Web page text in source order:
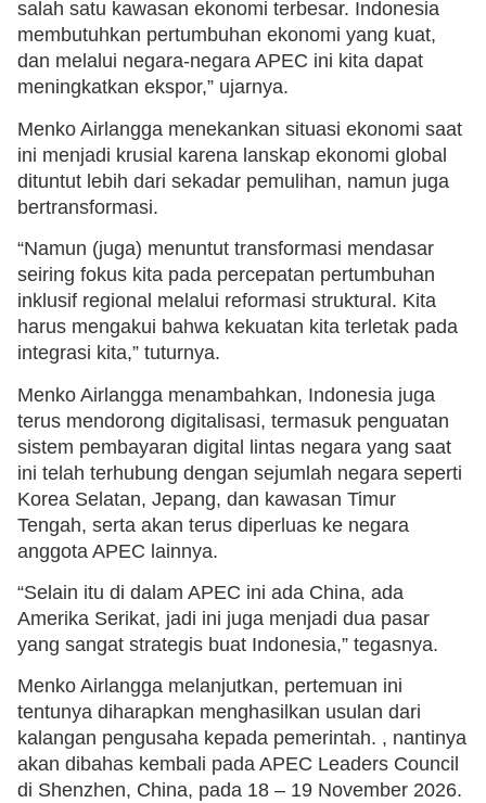
salah satu kawasan ekonomi terbesar. Indonesia
membutuhkan pertumbuhan ekonomi yang kuat,
dan melalui negara-negara APEC ini kita dapat
meningkatkan ekspor,” ujarnya.
Menko Airlangga menekankan situasi ekonomi saat
ini menjadi krusial karena lanskap ekonomi global
dituntut lebih dari sekadar pemulihan, namun juga
bertransformasi.
“Namun (juga) menuntut transformasi mendasar
seiring fokus kita pada percepatan pertumbuhan
inklusif regional melalui reformasi struktural. Kita
harus mengakui bahwa kekuatan kita terletak pada
integrasi kita,” tuturnya.
Menko Airlangga menambahkan, Indonesia juga
terus mendorong digitalisasi, termasuk penguatan
sistem pembayaran digital lintas negara yang saat
ini telah terhubung dengan sejumlah negara seperti
Korea Selatan, Jepang, dan kawasan Timur
Tengah, serta akan terus diperluas ke negara
anggota APEC lainnya.
“Selain itu di dalam APEC ini ada China, ada
Amerika Serikat, jadi ini juga menjadi dua pasar
yang sangat strategis buat Indonesia,” tegasnya.
Menko Airlangga melanjutkan, pertemuan ini
tentunya diharapkan menghasilkan usulan dari
kalangan pengusaha kepada pemerintah. , nantinya
akan dibahas kembali pada APEC Leaders Council
di Shenzhen, China, pada 18 – 19 November 2026.